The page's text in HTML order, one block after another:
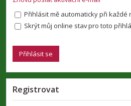
Přihlásit mě automaticky při každé
Skrýt můj online stav pro toto
Registrovat